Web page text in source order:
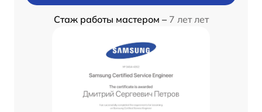
Стаж работы мастером – 7 лет лет